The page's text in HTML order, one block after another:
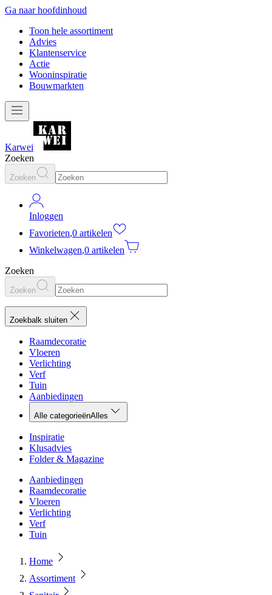
Ga naar hoofdinhoud
Toon hele assortiment
Advies
Klantenservice
Actie
Wooninspiratie
Bouwmarkten
Karwei
Zoeken
Zoeken
Inloggen
Favorieten,0 artikelen
Winkelwagen,0 artikelen
Zoeken
Zoeken
Zoekbalk sluiten
Raamdecoratie
Vloeren
Verlichting
Verf
Tuin
Aanbiedingen
Alle categorieënAlles
Inspiratie
Klusadvies
Folder & Magazine
Aanbiedingen
Raamdecoratie
Vloeren
Verlichting
Verf
Tuin
Home
Assortiment